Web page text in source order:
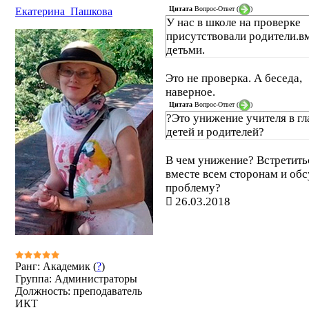
Екатерина_Пашкова
Ранг: Академик (?)
Группа: Администраторы
Должность: преподаватель
ИКТ
Цитата Вопрос-Ответ( )
У нас в школе на проверке
присутствовали
детьми.
Это не проверка. А беседа,
наверное.
Цитата Вопрос-Ответ( )
?Это унижение учителя в
детей и родителей?
В чем унижение?
вместе всем сторонам и
проблему?
26.03.2018